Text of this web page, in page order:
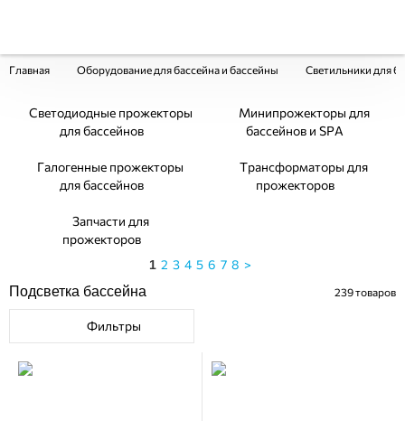
Главная Оборудование для бассейна и бассейны Светильники для
Светодиодные прожекторы
для бассейнов
Минипрожекторы для
бассейнов и SPA
Галогенные прожекторы
для бассейнов
Трансформаторы для
прожекторов
Запчасти для
прожекторов
1 2 3 4 5 6 7 8 >
Подсветка бассейна
239товаров
Фильтры